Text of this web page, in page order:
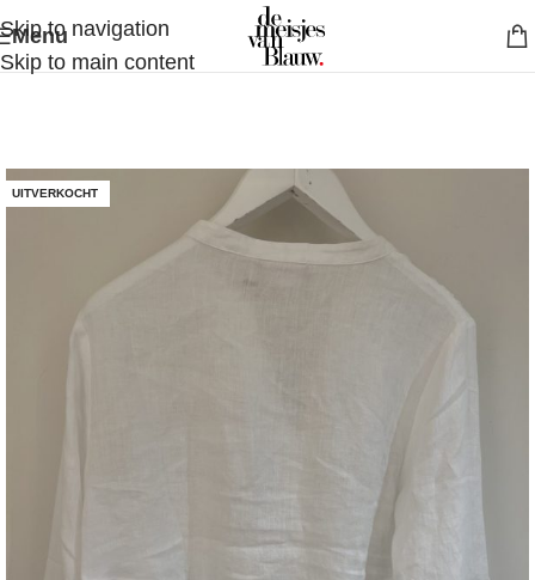
Skip to navigation
Skip to main content
Menu
UITVERKOCHT